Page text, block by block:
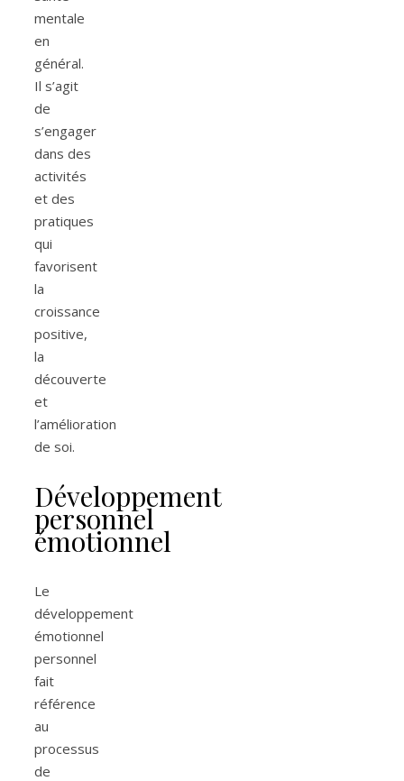
mentale
en
général.
Il s’agit
de
s’engager
dans des
activités
et des
pratiques
qui
favorisent
la
croissance
positive,
la
découverte
et
l’amélioration
de soi.
Développement
personnel
émotionnel
Le
développement
émotionnel
personnel
fait
référence
au
processus
de